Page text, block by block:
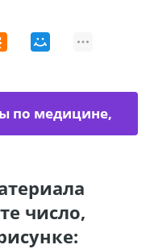
по медицине,
число,